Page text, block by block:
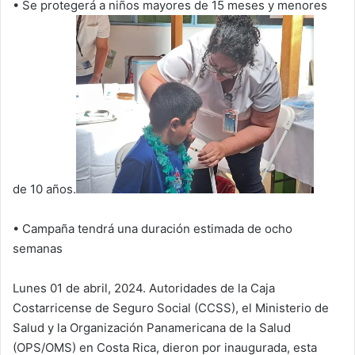
• Se protegerá a niños mayores de 15 meses y menores
de 10 años.
• Campaña tendrá una duración estimada de ocho
semanas
Lunes 01 de abril, 2024. Autoridades de la Caja
Costarricense de Seguro Social (CCSS), el Ministerio de
Salud y la Organización Panamericana de la Salud
(OPS/OMS) en Costa Rica, dieron por inaugurada, esta